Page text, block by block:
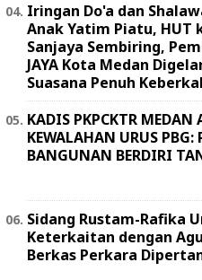
Iringan Do'a dan
Anak Yatim Piatu, HUT
Sanjaya Sembiring,
JAYA Kota Medan
Suasana Penuh
KADIS PKPCKTR MEDAN
KEWALAHAN URUS PBG:
BANGUNAN BERDIRI
Sidang Rustam-Rafika
Keterkaitan dengan
Berkas Perkara